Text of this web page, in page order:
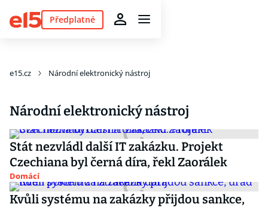
Předplatné
e15.cz Národní elektronický nástroj
Národní elektronický nástroj
Stát nezvládl další IT zakázku. Projekt
Czechiana byl černá díra, řekl Zaorálek
Domácí
Kvůli systému na zakázky přijdou sankce,